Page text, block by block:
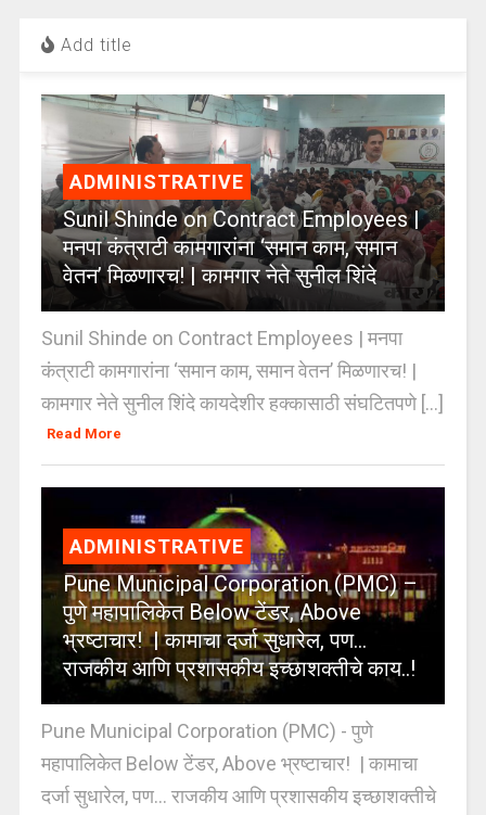
Add title
ADMINISTRATIVE
Sunil Shinde on Contract Employees |
मनपा कंत्राटी कामगारांना ‘समान काम, समान
वेतन’ मिळणारच! | कामगार नेते सुनील शिंदे
Sunil Shinde on Contract Employees | मनपा
कंत्राटी कामगारांना ‘समान काम, समान वेतन’ मिळणारच! |
कामगार नेते सुनील शिंदे कायदेशीर हक्कासाठी संघटितपणे [...]
Read More
ADMINISTRATIVE
Pune Municipal Corporation (PMC) –
पुणे महापालिकेत Below टेंडर, Above
भ्रष्टाचार! | कामाचा दर्जा सुधारेल, पण…
राजकीय आणि प्रशासकीय इच्छाशक्तीचे काय..!
Pune Municipal Corporation (PMC) - पुणे
महापालिकेत Below टेंडर, Above भ्रष्टाचार! | कामाचा
दर्जा सुधारेल, पण… राजकीय आणि प्रशासकीय इच्छाशक्तीचे